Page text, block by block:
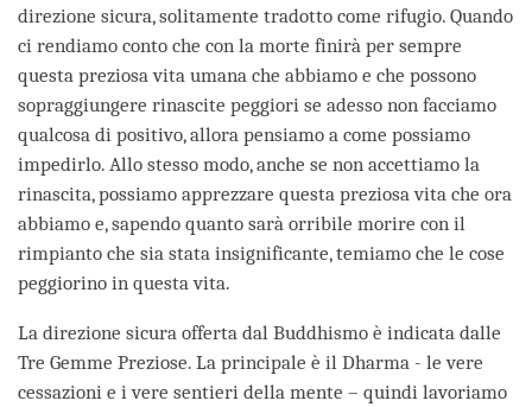
direzione sicura, solitamente tradotto come rifugio. Quando
ci rendiamo conto che con la morte finirà per sempre
questa preziosa vita umana che abbiamo e che possono
sopraggiungere rinascite peggiori se adesso non facciamo
qualcosa di positivo, allora pensiamo a come possiamo
impedirlo. Allo stesso modo, anche se non accettiamo la
rinascita, possiamo apprezzare questa preziosa vita che ora
abbiamo e, sapendo quanto sarà orribile morire con il
rimpianto che sia stata insignificante, temiamo che le cose
peggiorino in questa vita.
La direzione sicura offerta dal Buddhismo è indicata dalle
Tre Gemme Preziose. La principale è il Dharma - le vere
cessazioni e i vere sentieri della mente – quindi lavoriamo